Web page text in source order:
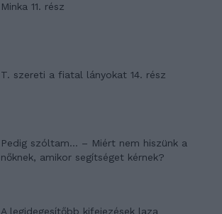
Minka 11. rész
T. szereti a fiatal lányokat 14. rész
Pedig szóltam… – Miért nem hiszünk a
nőknek, amikor segítséget kérnek?
A legidegesítőbb kifejezések laza